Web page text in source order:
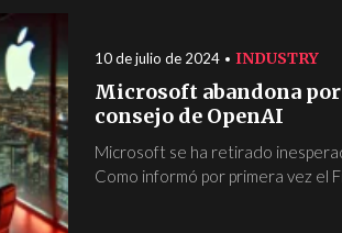
10 de julio de 2024 INDUSTRY
Microsoft abandona por
consejo de OpenAI
Microsoft se ha retirado
Como informó por primera vez el